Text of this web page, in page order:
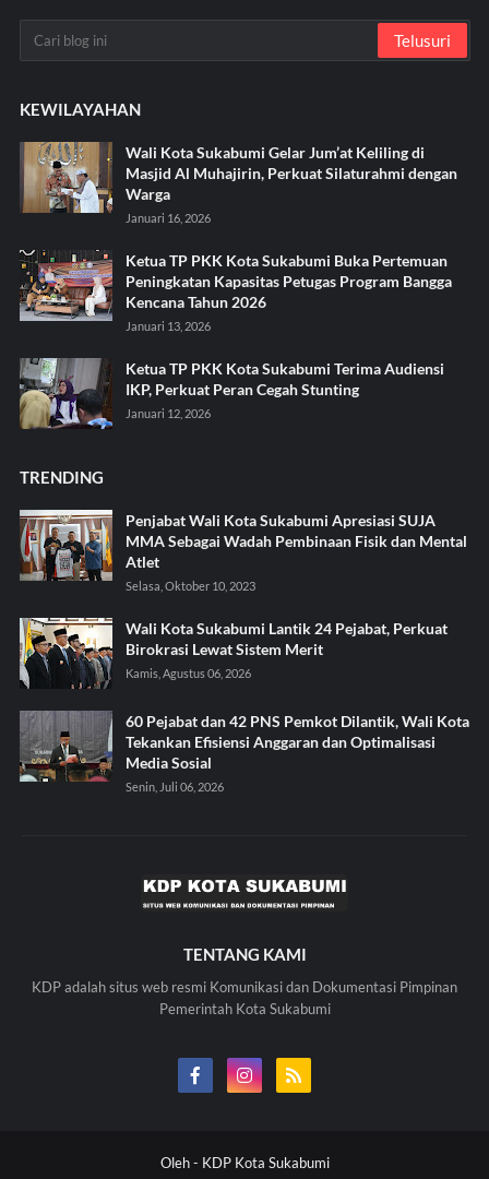
KEWILAYAHAN
Wali Kota Sukabumi Gelar Jum’at Keliling di
Masjid Al Muhajirin, Perkuat Silaturahmi dengan
Warga
Januari 16, 2026
Ketua TP PKK Kota Sukabumi Buka Pertemuan
Peningkatan Kapasitas Petugas Program Bangga
Kencana Tahun 2026
Januari 13, 2026
Ketua TP PKK Kota Sukabumi Terima Audiensi
IKP, Perkuat Peran Cegah Stunting
Januari 12, 2026
TRENDING
Penjabat Wali Kota Sukabumi Apresiasi SUJA
MMA Sebagai Wadah Pembinaan Fisik dan Mental
Atlet
Selasa, Oktober 10, 2023
Wali Kota Sukabumi Lantik 24 Pejabat, Perkuat
Birokrasi Lewat Sistem Merit
Kamis, Agustus 06, 2026
60 Pejabat dan 42 PNS Pemkot Dilantik, Wali Kota
Tekankan Efisiensi Anggaran dan Optimalisasi
Media Sosial
Senin, Juli 06, 2026
TENTANG KAMI
KDP adalah situs web resmi Komunikasi dan Dokumentasi Pimpinan
Pemerintah Kota Sukabumi
Oleh - KDP Kota Sukabumi